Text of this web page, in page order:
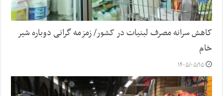
کاهش سرانه مصرف لبنیات در کشور/ زمزمه گرانی دوباره شیر
خام
۱۴۰۵/۰۵/۱۵